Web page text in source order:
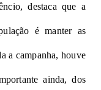
destaca que a
é manter as
a campanha, houve
ainda, dos